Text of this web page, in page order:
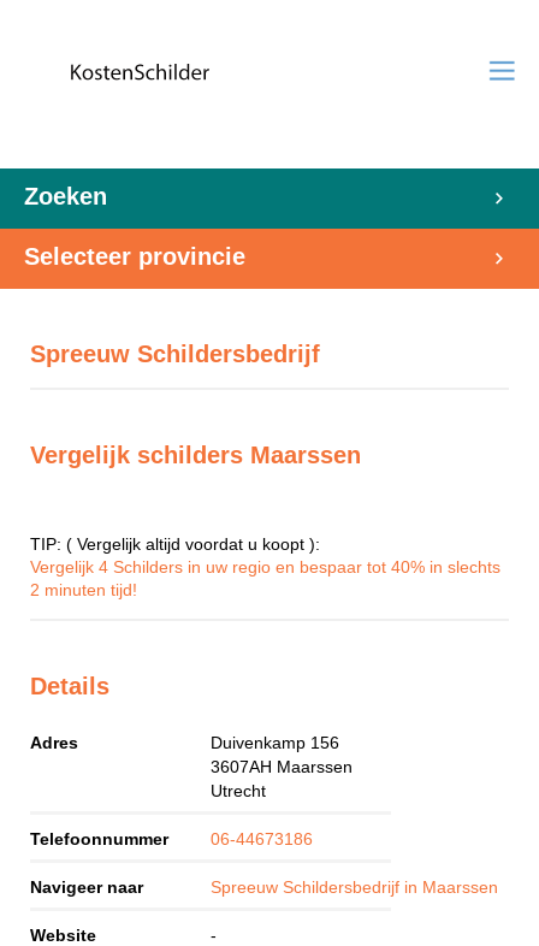
Zoeken
Selecteer provincie
Spreeuw Schildersbedrijf
Vergelijk schilders Maarssen
TIP: ( Vergelijk altijd voordat u koopt ):
Vergelijk 4 Schilders in uw regio en bespaar tot 40% in slechts
2 minuten tijd!
Details
Adres
Duivenkamp 156
3607AH Maarssen
Utrecht
Telefoonnummer 06-44673186
Navigeer naar Spreeuw Schildersbedrijf in Maarssen
Website -